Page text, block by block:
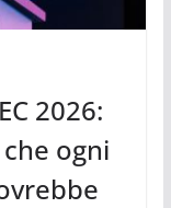
2026:
ogni